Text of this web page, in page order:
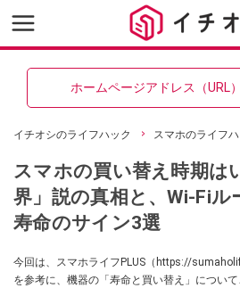
ホームページアドレス（URL
イチオシのライフハック スマホのライフハ
スマホの買い替え時期は
界」説の真相と、Wi-Fiル
寿命のサイン3選
今回は、スマホライフPLUS（https://
を参考に、機器の「寿命と買い替え」につい